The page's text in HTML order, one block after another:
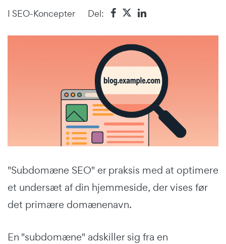
I SEO-Koncepter Del:
"Subdomæne SEO" er praksis med at optimere
et undersæt af din hjemmeside, der vises før
det primære domænenavn.
En "subdomæne" adskiller sig fra en